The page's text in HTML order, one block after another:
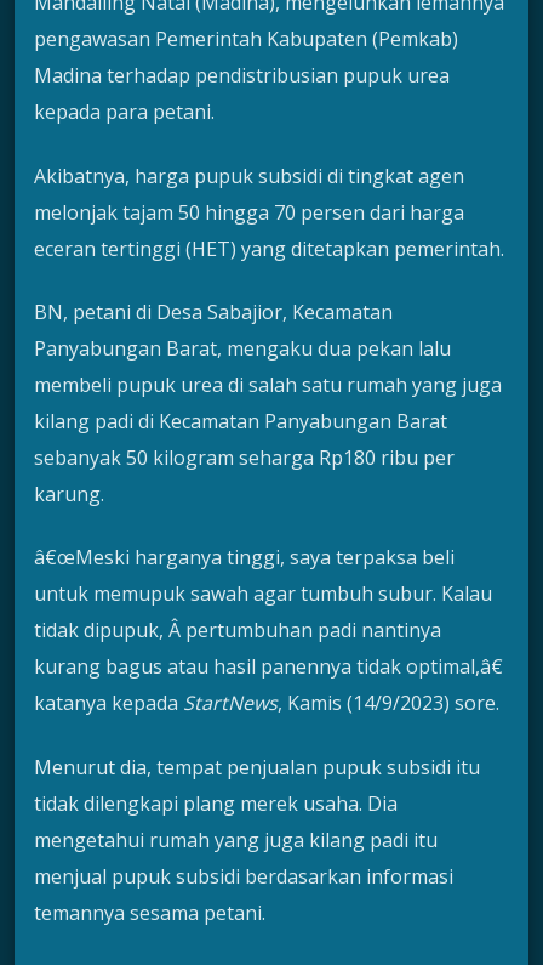
pengawasan Pemerintah Kabupaten (Pemkab)
Madina terhadap pendistribusian pupuk urea
kepada para petani.
Akibatnya, harga pupuk subsidi di tingkat agen
melonjak tajam 50 hingga 70 persen dari harga
eceran tertinggi (HET) yang ditetapkan pemerintah.
BN, petani di Desa Sabajior, Kecamatan
Panyabungan Barat, mengaku dua pekan lalu
membeli pupuk urea di salah satu rumah yang juga
kilang padi di Kecamatan Panyabungan Barat
sebanyak 50 kilogram seharga Rp180 ribu per
karung.
â€œMeski harganya tinggi, saya terpaksa beli
untuk memupuk sawah agar tumbuh subur. Kalau
tidak dipupuk, Â pertumbuhan padi nantinya
kurang bagus atau hasil panennya tidak optimal,â€
katanya kepada StartNews, Kamis (14/9/2023) sore.
Menurut dia, tempat penjualan pupuk subsidi itu
tidak dilengkapi plang merek usaha. Dia
mengetahui rumah yang juga kilang padi itu
menjual pupuk subsidi berdasarkan informasi
temannya sesama petani.